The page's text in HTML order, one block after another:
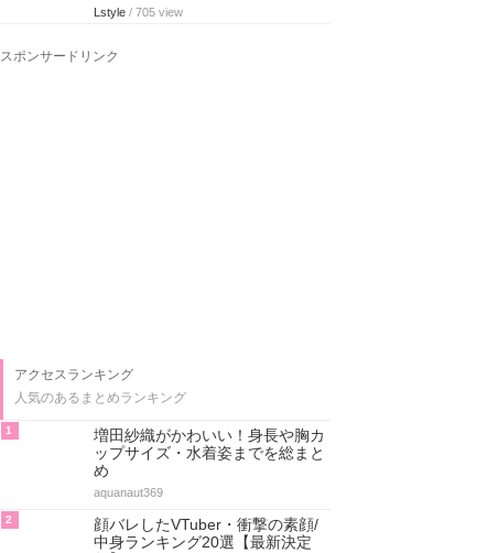
Lstyle / 705 view
スポンサードリンク
アクセスランキング
人気のあるまとめランキング
1
増田紗織がかわいい！身長や胸カ
ップサイズ・水着姿までを総まと
め
aquanaut369
2
顔バレしたVTuber・衝撃の素顔/
中身ランキング20選【最新決定